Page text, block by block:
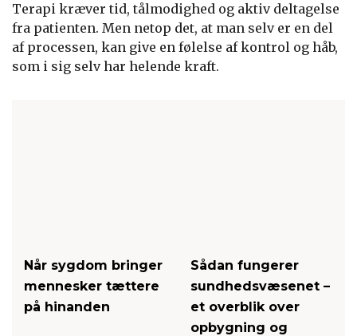
Terapi kræver tid, tålmodighed og aktiv deltagelse
fra patienten. Men netop det, at man selv er en del
af processen, kan give en følelse af kontrol og håb,
som i sig selv har helende kraft.
Når sygdom bringer
mennesker tættere
på hinanden
Sådan fungerer
sundhedsvæsenet –
et overblik over
opbygning og